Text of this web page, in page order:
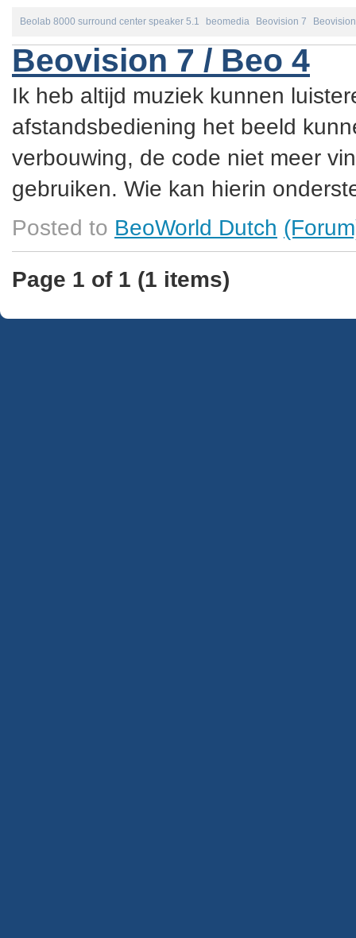
Beolab 8000 surround center speaker 5.1 beomedia Beovision 7
Beovision 7 / Beo 4
Ik heb altijd muziek kunnen
afstandsbediening het beeld
verbouwing, de code niet meer
gebruiken. Wie kan hierin
Posted to BeoWorld Dutch
Page 1 of 1 (1 items)